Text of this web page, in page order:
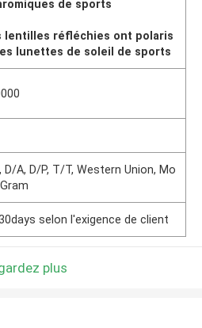
de sports
lentilles réfléchies ont polaris
lunettes de soleil de sports
D/A, D/P, T/T, Western Union, Mo
selon l'exigence de client
plus